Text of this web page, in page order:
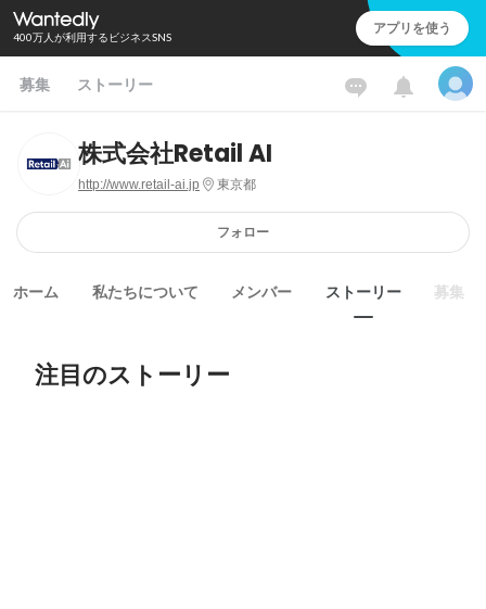
400万人が利用するビジネスSNS アプリを使う
募集 ストーリー
株式会社Retail AI
http://www.retail-ai.jp 東京都
フォロー
ホーム 私たちについて メンバー ストーリー 募集
注目のストーリー